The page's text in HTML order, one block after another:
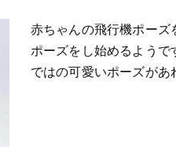
赤ちゃんの飛行機ポーズ
ポーズをし始めるよう
ではの可愛いポーズがあ